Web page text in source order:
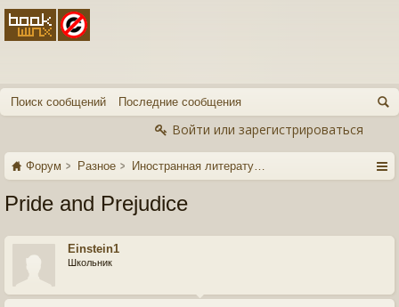
Поиск сообщений Последние сообщения
Войти или зарегистрироваться
Форум Разное Иностранная литература
Pride and Prejudice
Einstein1
Школьник